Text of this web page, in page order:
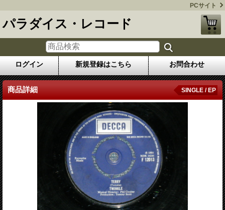
PCサイト
パラダイス・レコード
ログイン 新規登録はこちら お問合わせ
商品詳細 SINGLE / EP